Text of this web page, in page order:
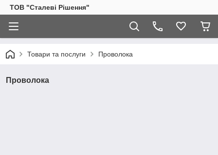
ТОВ "Сталеві Рішення"
Товари та послуги Проволока
Проволока